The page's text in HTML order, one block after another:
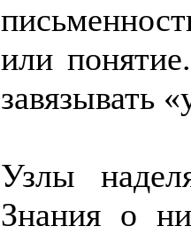
или
завязывать
Узлы
Знания о